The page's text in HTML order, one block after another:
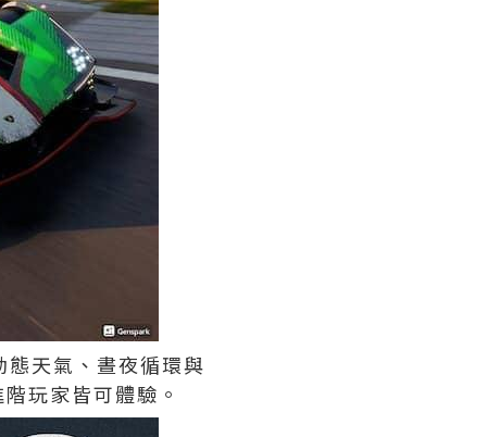
天氣、晝夜循環與
玩家皆可體驗。